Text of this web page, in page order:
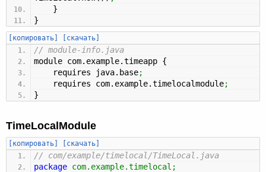
}
}
[копировать] [скачать]
// module-info.java
module com. example.timeapp {
requires java. base;
requires com. example.timelocalmodule;
}
TimeLocalModule
[копировать] [скачать]
// com/example/timelocal/TimeLocal.java
package com.example.timelocal ;